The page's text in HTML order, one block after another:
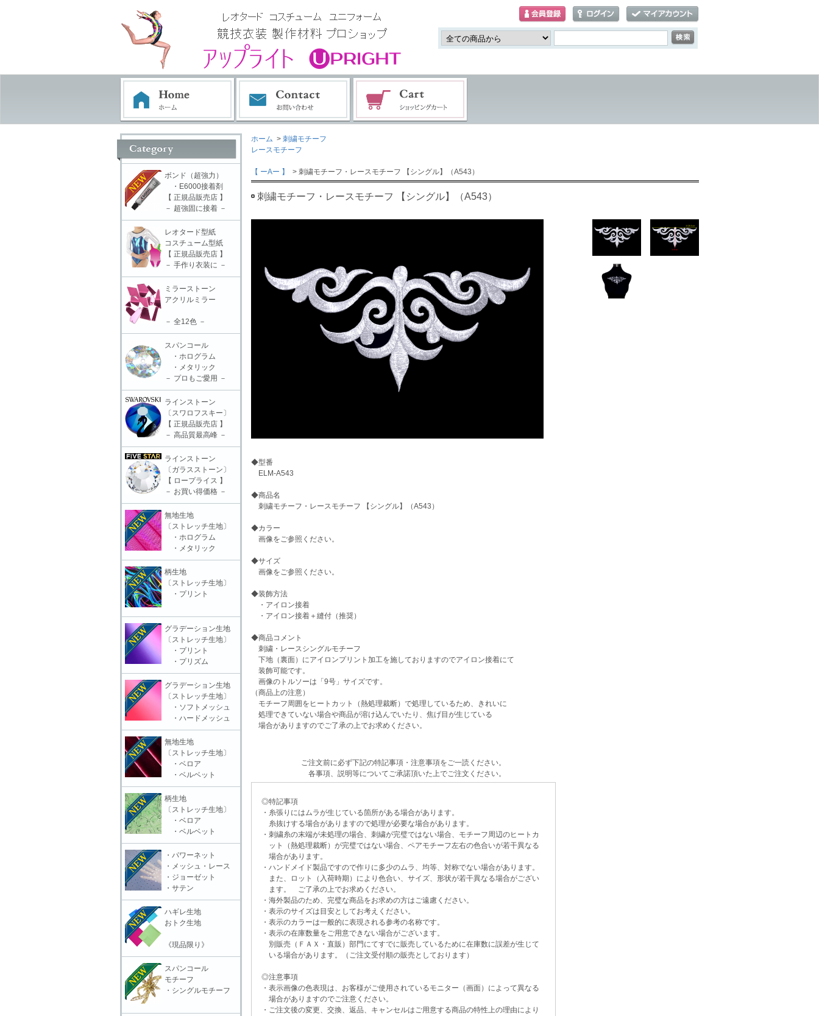
ホーム > 刺繍モチーフ
レースモチーフ
【 ーAー 】 > 刺繍モチーフ・レースモチーフ 【シングル】（A543）
刺繍モチーフ・レースモチーフ 【シングル】（A543）
◆型番
ELM-A543
◆商品名
刺繍モチーフ・レースモチーフ 【シングル】（A543）
◆カラー
画像をご参照ください。
◆サイズ
画像をご参照ください。
◆装飾方法
・アイロン接着
・アイロン接着＋縫付（推奨）
◆商品コメント
刺繍・レースシングルモチーフ
下地（裏面）にアイロンプリント加工を施しておりますのでアイロン接着にて
装飾可能です。
画像のトルソーは「9号」サイズです。
（商品上の注意）
モチーフ周囲をヒートカット（熱処理裁断）で処理しているため、きれいに
処理できていない場合や商品が溶け込んでいたり、焦げ目が生じている
場合がありますのでご了承の上でお求めください。
ご注文前に必ず下記の特記事項・注意事項をご一読ください。
各事項、説明等についてご承諾頂いた上でご注文ください。
◎特記事項
・糸張りにはムラが生じている箇所がある場合があります。
糸抜けする場合がありますので処理が必要な場合があります。
・刺繍糸の末端が未処理の場合、刺繍が完璧ではない場合、モチーフ周辺のヒートカ
ット（熱処理裁断）が完璧ではない場合、ペアモチーフ左右の色合いが若干異なる
場合があります。
・ハンドメイド製品ですので作りに多少のムラ、均等、対称でない場合があります。
また、ロット（入荷時期）により色合い、サイズ、形状が若干異なる場合がござい
ます。 ご了承の上でお求めください。
・海外製品のため、完璧な商品をお求めの方はご遠慮ください。
・表示のサイズは目安としてお考えください。
・表示のカラーは一般的に表現される参考の名称です。
・表示の在庫数量をご用意できない場合がございます。
別販売（ＦＡＸ・直販）部門にてすでに販売しているために在庫数に誤差が生じて
いる場合があります。（ご注文受付順の販売としております）
◎注意事項
・表示画像の色表現は、お客様がご使用されているモニター（画面）によって異なる
場合がありますのでご注意ください。
・ご注文後の変更、交換、返品、キャンセルはご用意する商品の特性上の理由により
ボンド（超強力）
・E6000接着剤
【 正規品販売店 】
－ 超強固に接着 －
レオタード型紙
コスチューム型紙
【 正規品販売店 】
－ 手作り衣装に －
ミラーストーン
アクリルミラー
－ 全12色 －
スパンコール
・ホログラム
・メタリック
－ プロもご愛用 －
ラインストーン
〔スワロフスキー〕
【 正規品販売店 】
－ 高品質最高峰 －
ラインストーン
〔ガラスストーン〕
【 ロープライス 】
－ お買い得価格 －
無地生地
〔ストレッチ生地〕
・ホログラム
・メタリック
柄生地
〔ストレッチ生地〕
・プリント
グラデーション生地
〔ストレッチ生地〕
・プリント
・プリズム
グラデーション生地
〔ストレッチ生地〕
・ソフトメッシュ
・ハードメッシュ
無地生地
〔ストレッチ生地〕
・ベロア
・ベルベット
柄生地
〔ストレッチ生地〕
・ベロア
・ベルベット
・パワーネット
・メッシュ・レース
・ジョーゼット
・サテン
ハギレ生地
おトク生地
《現品限り》
スパンコール
モチーフ
・シングルモチーフ